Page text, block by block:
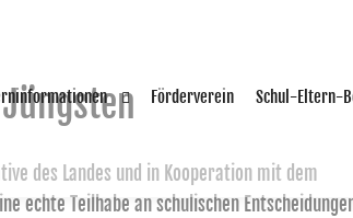
Förderverein Schul-Eltern-
des Landes und in Kooperation mit dem
echte Teilhabe an schulischen